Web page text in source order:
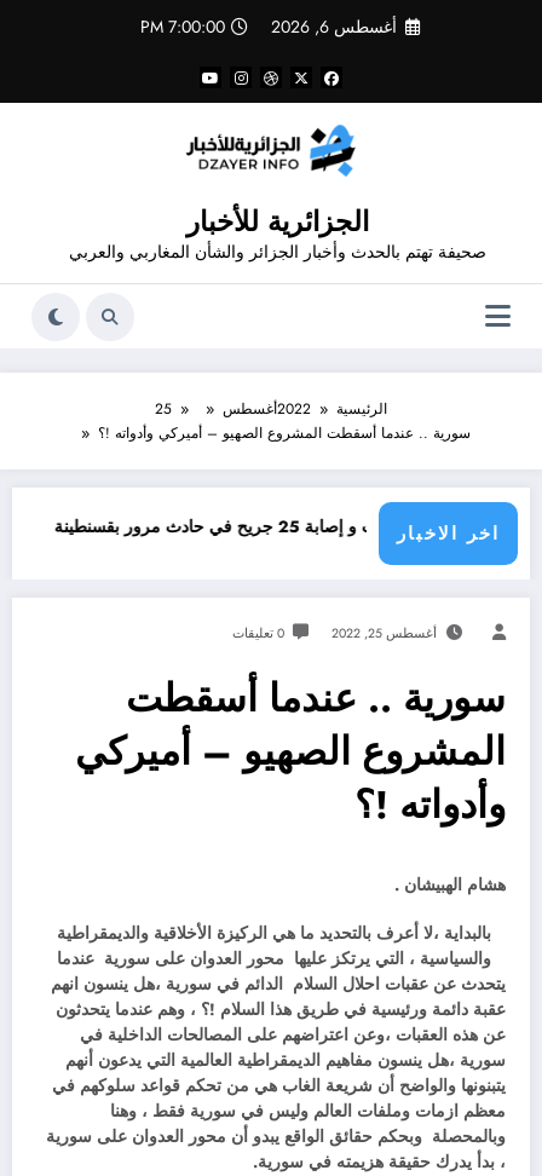
أغسطس 6, 2026 7:00:00 PM
الجزائرية للأخبار
صحيفة تهتم بالحدث وأخبار الجزائر والشأن المغاربي والعربي
الرئيسية 2022أغسطس
25
سورية .. عندما أسقطت المشروع الصهيو – أميركي وأدواته !؟
اخر الاخبار مؤامرة
أغسطس 25, 2022 0 تعليقات
سورية .. عندما أسقطت
المشروع الصهيو – أميركي
وأدواته !؟
هشام الهبيشان .
بالبداية ،لا أعرف بالتحديد ما هي الركيزة الأخلاقية والديمقراطية
والسياسية ، التي يرتكز عليها محور العدوان على سورية عندما
يتحدث عن عقبات احلال السلام الدائم في سورية ،هل ينسون انهم
عقبة دائمة ورئيسية في طريق هذا السلام !؟ ، وهم عندما يتحدثون
عن هذه العقبات ،وعن اعتراضهم على المصالحات الداخلية في
سورية ،هل ينسون مفاهيم الديمقراطية العالمية التي يدعون أنهم
يتبنونها والواضح أن شريعة الغاب هي من تحكم قواعد سلوكهم في
معظم ازمات وملفات العالم وليس في سورية فقط ، وهنا
وبالمحصلة وبحكم حقائق الواقع يبدو أن محور العدوان على سورية
، بدأ يدرك حقيقة هزيمته في سورية.